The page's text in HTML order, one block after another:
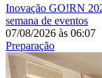
Inovação GO!RN
semana de eventos
07/08/2026 às 06:07
Preparação